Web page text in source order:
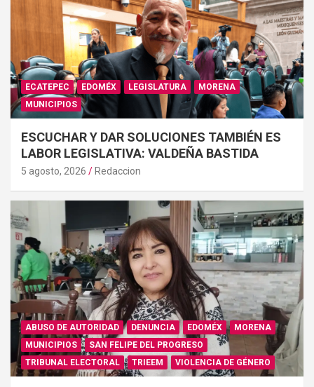
ECATEPEC EDOMÉX LEGISLATURA
MORENA
MUNICIPIOS
ESCUCHAR Y DAR SOLUCIONES TAMBIÉN ES
LABOR LEGISLATIVA: VALDEÑA BASTIDA
5 agosto, 2026 Redaccion
ABUSO DE AUTORIDAD DENUNCIA EDOMÉX
MORENA
MUNICIPIOS
SAN FELIPE DEL PROGRESO
TRIBUNAL ELECTORAL
TRIEEM VIOLENCIA DE GÉNERO